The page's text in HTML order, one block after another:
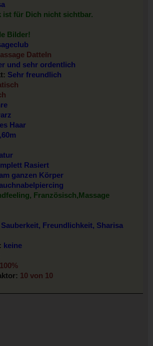
ist für Dich nicht sichtbar.
Bilder!
Datteln
und sehr ordentlich
Sehr freundlich
Haar
Rasiert
ganzen Körper
Französisch,Massage
Sauberkeit, Freundlichkeit, Sharisa
keine
10 von 10